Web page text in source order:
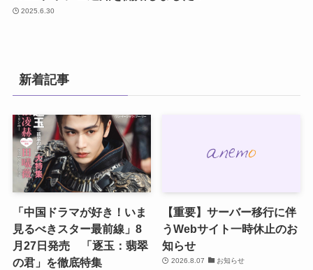
2025.6.30
新着記事
「中国ドラマが好き！いま
見るべきスター最前線」8
月27日発売 「逐玉：翡翠
の君」を徹底特集
【重要】サーバー移行に伴
うWebサイト一時休止のお
知らせ
2026.8.07 お知らせ